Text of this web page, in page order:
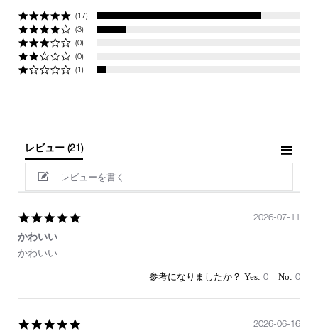
(17)
(3)
(0)
(0)
(1)
レビュー (21)
レビューを書く
かわいい
Review
Jul
review
い
かわいい
2026-07-11
0 0
2026-06-16